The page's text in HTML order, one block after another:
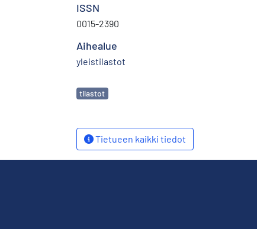
ISSN
0015-2390
Aihealue
yleistilastot
Avainsanat
tilastot
Tietueen kaikki tiedot